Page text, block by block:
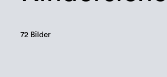
72 Bilder